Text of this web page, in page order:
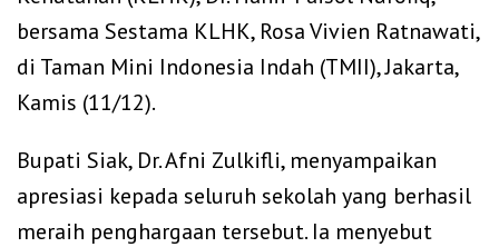
bersama Sestama KLHK, Rosa Vivien Ratnawati,
di Taman Mini Indonesia Indah (TMII), Jakarta,
Kamis (11/12).
Bupati Siak, Dr. Afni Zulkifli, menyampaikan
apresiasi kepada seluruh sekolah yang berhasil
meraih penghargaan tersebut. Ia menyebut